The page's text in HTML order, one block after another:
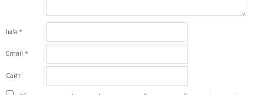
Ім'я *
Email *
Сайт